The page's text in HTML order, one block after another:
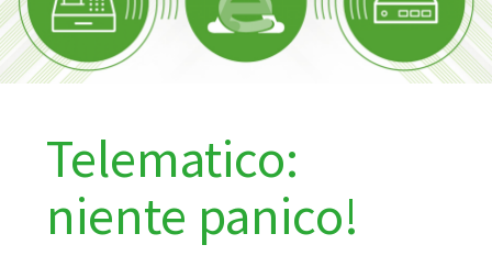
Telematico:
niente panico!